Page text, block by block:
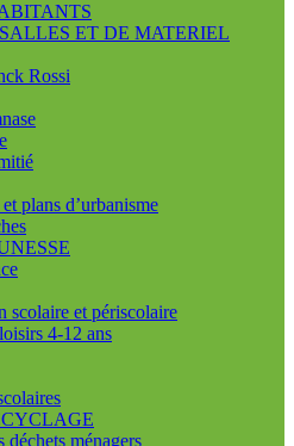
ET DE MATERIEL
Rossi
plans d’urbanisme
scolaire et périscolaire
4-12 ans
déchets ménagers